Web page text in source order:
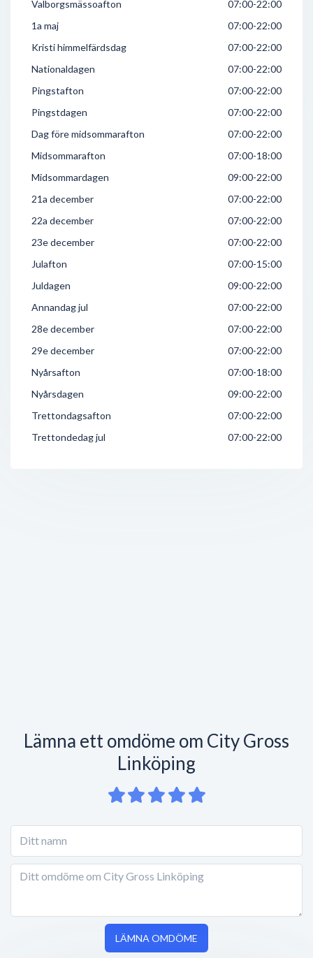
Valborgsmässoafton
07:00-22:00
1a maj
07:00-22:00
Kristi himmelfärdsdag
07:00-22:00
Nationaldagen
07:00-22:00
Pingstafton
07:00-22:00
Pingstdagen
07:00-22:00
Dag före midsommarafton
07:00-22:00
Midsommarafton
07:00-18:00
Midsommardagen
09:00-22:00
21a december
07:00-22:00
22a december
07:00-22:00
23e december
07:00-22:00
Julafton
07:00-15:00
Juldagen
09:00-22:00
Annandag jul
07:00-22:00
28e december
07:00-22:00
29e december
07:00-22:00
Nyårsafton
07:00-18:00
Nyårsdagen
09:00-22:00
Trettondagsafton
07:00-22:00
Trettondedag jul
07:00-22:00
Lämna ett omdöme om City Gross
Linköping
LÄMNA OMDÖME